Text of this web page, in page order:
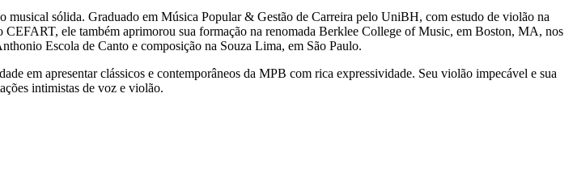
sólida. Graduado em Música Popular & Gestão de Carreira pelo UniBH, com estudo de violão na
ele também aprimorou sua formação na renomada Berklee College of Music, em Boston, MA, nos
Escola de Canto e composição na Souza Lima, em São Paulo.
em apresentar clássicos e contemporâneos da MPB com rica expressividade. Seu violão impecável e sua
intimistas de voz e violão.